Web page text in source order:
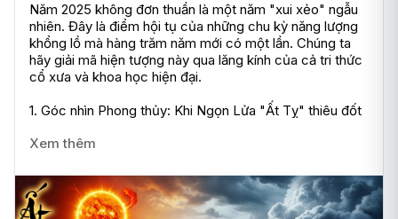
Năm 2025 không đơn thuần là một năm "xui xẻo" ngẫu
nhiên. Đây là điểm hội tụ của những chu kỳ năng lượng
khổng lồ mà hàng trăm năm mới có một lần. Chúng ta
hãy giải mã hiện tượng này qua lăng kính của cả tri thức
cổ xưa và khoa học hiện đại.
1. Góc nhìn Phong thủy: Khi Ngọn Lửa "Ất Tỵ" thiêu đốt
Xem thêm